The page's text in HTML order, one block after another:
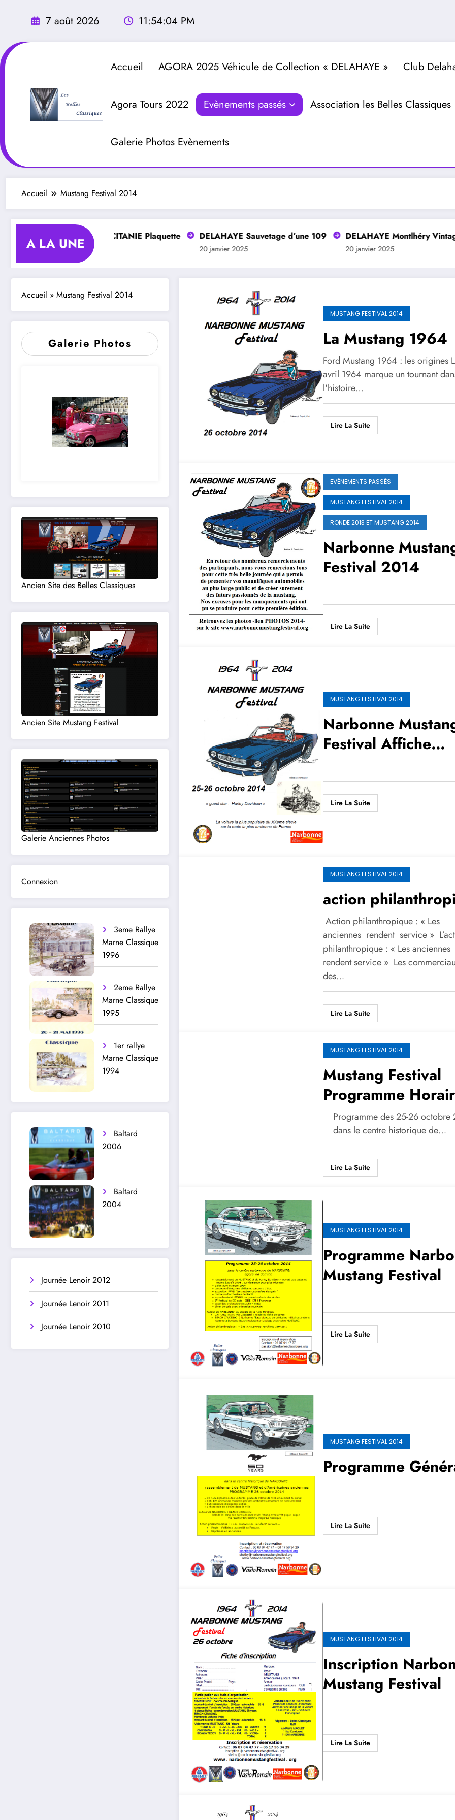
7 août 2026 11:54:05 PM
Accueil AGORA 2025 Véhicule de Collection « DELAHAYE » Club
Agora Tours 2022 Evènements passés Association les Belles Classiques
Galerie Photos Evènements
Accueil Mustang Festival 2014
A LA UNE
Club DELAHAYE OCCITANIE Plaquette
20 janvier 2025
DELAHAYE Sauvetage d’une 109
20 janvier 2025
DELAHAYE Montlhéry Vintage
20 janvier 2025
Accueil » Mustang Festival 2014
Galerie Photos
Ancien Site des Belles Classiques
Ancien Site Mustang Festival
Galerie Anciennes Photos
Connexion
3eme Rallye
Marne Classique
1996
2eme Rallye
Marne Classique
1995
1er rallye
Marne Classique
1994
Baltard
2006
Baltard
2004
Journée Lenoir 2012
Journée Lenoir 2011
Journée Lenoir 2010
MUSTANG FESTIVAL 2014
La Mustang 1964
Ford Mustang 1964 : les origines
avril 1964 marque un tournant
l'histoire…
Lire La Suite
EVÈNEMENTS PASSÉS
MUSTANG FESTIVAL 2014
RONDE 2013 ET MUSTANG 2014
Narbonne
Festival 2014
Lire La Suite
MUSTANG FESTIVAL 2014
Narbonne
Festival Affiche
Lire La Suite
MUSTANG FESTIVAL 2014
action
Action philanthropique : « Les
anciennes rendent service »
philanthropique : « Les anciennes
rendent service » Les
des…
Lire La Suite
MUSTANG FESTIVAL 2014
Mustang Festival
Programme
Programme des 25-26
dans le centre historique de…
Lire La Suite
MUSTANG FESTIVAL 2014
Programme
Mustang Festival
Lire La Suite
MUSTANG FESTIVAL 2014
Programme
Lire La Suite
MUSTANG FESTIVAL 2014
Inscription
Mustang Festival
Lire La Suite